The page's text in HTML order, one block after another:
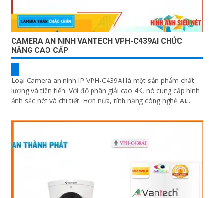
CAMERA AN NINH VANTECH VPH-C439AI CHỨC
NĂNG CAO CẤP
Loại Camera an ninh IP VPH-C439AI là một sản phẩm chất
lượng và tiên tiến. Với độ phân giải cao 4K, nó cung cấp hình
ảnh sắc nét và chi tiết. Hơn nữa, tính năng công nghệ AI...